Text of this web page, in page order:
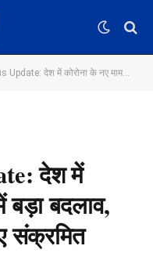
कोरोना के नए मामलों में बड़ा बदलाव, 24 घंटे में इतने लोग हुए संक्रमित
देश में
बड़ा बदलाव,
संक्रमित